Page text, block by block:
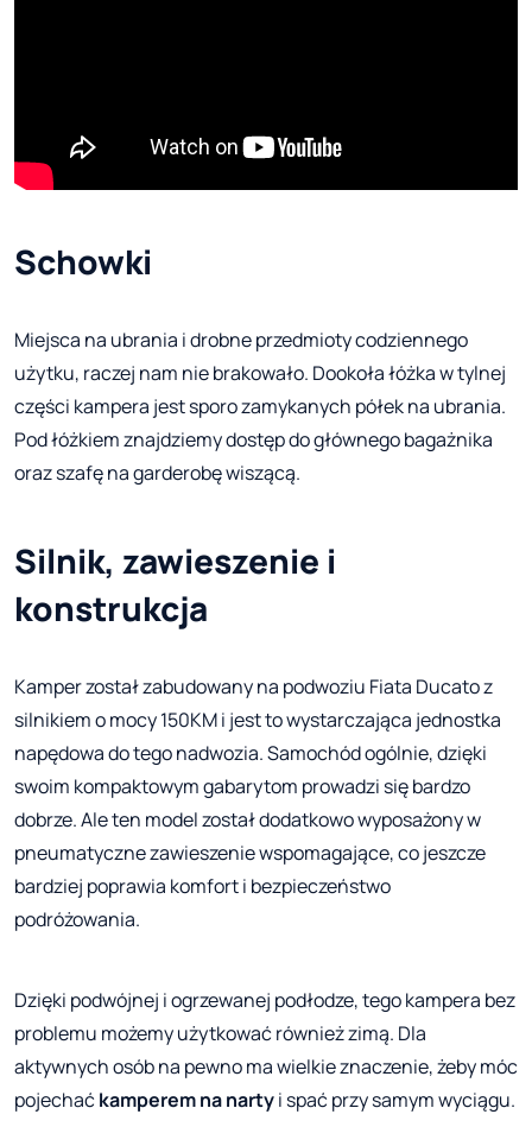
Schowki
Miejsca na ubrania i drobne przedmioty codziennego
użytku, raczej nam nie brakowało. Dookoła łóżka w tylnej
części kampera jest sporo zamykanych półek na ubrania.
Pod łóżkiem znajdziemy dostęp do głównego bagażnika
oraz szafę na garderobę wiszącą.
Silnik, zawieszenie i
konstrukcja
Kamper został zabudowany na podwoziu Fiata Ducato z
silnikiem o mocy 150KM i jest to wystarczająca jednostka
napędowa do tego nadwozia. Samochód ogólnie, dzięki
swoim kompaktowym gabarytom prowadzi się bardzo
dobrze. Ale ten model został dodatkowo wyposażony w
pneumatyczne zawieszenie wspomagające, co jeszcze
bardziej poprawia komfort i bezpieczeństwo
podróżowania.
Dzięki podwójnej i ogrzewanej podłodze, tego kampera bez
problemu możemy użytkować również zimą. Dla
aktywnych osób na pewno ma wielkie znaczenie, żeby móc
pojechaćkamperem na nartyi spać przy samym wyciągu.